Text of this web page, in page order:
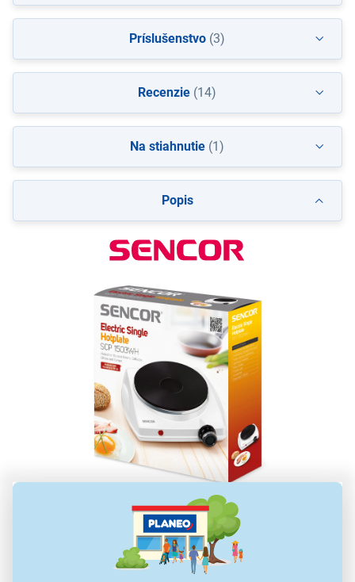
Popis
Všestranný elektrický varič
Sencor SCP 1503WH-EUE4 je kompaktný
, ktorý ponúka širokú škálu využitia v
od internátu, chaty, kancelárie až po
Príslušenstvo (3)
Recenzie (14)
Na stiahnutie (1)